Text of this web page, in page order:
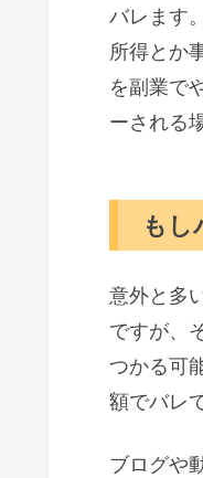
バレます
所得とか
を副業で
ーされる
もし
意外と多
ですが、
つかる可
額でバレ
ブログや